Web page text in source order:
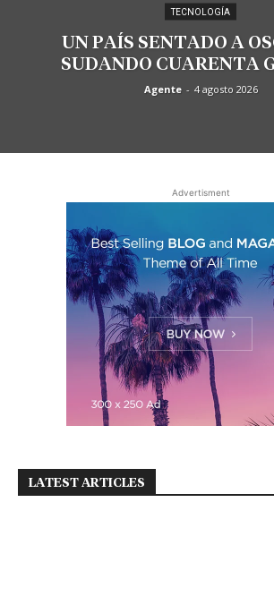
TECNOLOGÍA
UN PAÍS SENTADO A
SUDANDO CUARENTA
Agente - 4 agosto 2026
Advertisment
LATEST ARTICLES